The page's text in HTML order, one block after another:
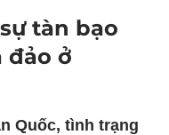
tàn bạo
đảo ở
Quốc, tình trạng